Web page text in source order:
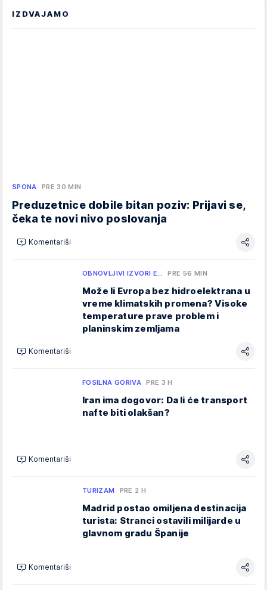
IZDVAJAMO
SPONA PRE 30 MIN
Preduzetnice dobile bitan poziv: Prijavi se,
čeka te novi nivo poslovanja
Komentariši
OBNOVLJIVI IZVORI E… PRE 56 MIN
Može li Evropa bez hidroelektrana u
vreme klimatskih promena? Visoke
temperature prave problem i
planinskim zemljama
Komentariši
FOSILNA GORIVA PRE 3 H
Iran ima dogovor: Da li će transport
nafte biti olakšan?
Komentariši
TURIZAM PRE 2 H
Madrid postao omiljena destinacija
turista: Stranci ostavili milijarde u
glavnom gradu Španije
Komentariši